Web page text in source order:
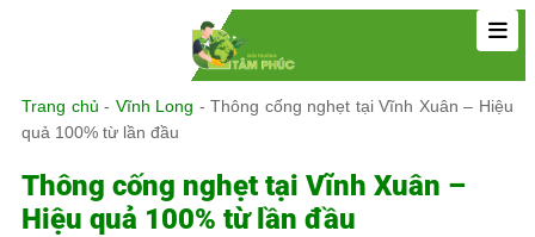
Trang chủ - Vĩnh Long -Thông cống nghẹt tại Vĩnh Xuân – Hiệu
quả 100% từ lần đầu
Thông cống nghẹt tại Vĩnh Xuân –
Hiệu quả 100% từ lần đầu